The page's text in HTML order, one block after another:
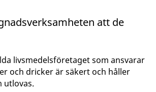
att de
livsmedelsföretaget som ansvarar
och dricker är säkert och håller
utlovas.